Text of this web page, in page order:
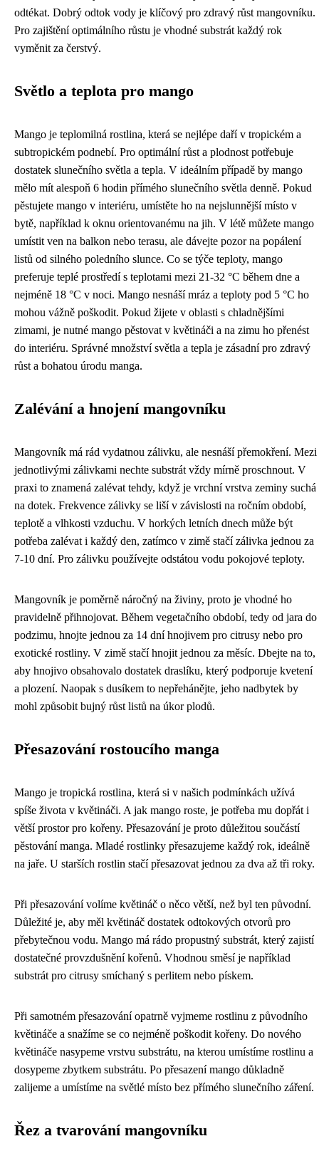
odtékat. Dobrý odtok vody je klíčový pro zdravý růst mangovníku.
Pro zajištění optimálního růstu je vhodné substrát každý rok
vyměnit za čerstvý.
Světlo a teplota pro mango
Mango je teplomilná rostlina, která se nejlépe daří v tropickém a
subtropickém podnebí. Pro optimální růst a plodnost potřebuje
dostatek slunečního světla a tepla. V ideálním případě by mango
mělo mít alespoň 6 hodin přímého slunečního světla denně. Pokud
pěstujete mango v interiéru, umístěte ho na nejslunnější místo v
bytě, například k oknu orientovanému na jih. V létě můžete mango
umístit ven na balkon nebo terasu, ale dávejte pozor na popálení
listů od silného poledního slunce. Co se týče teploty, mango
preferuje teplé prostředí s teplotami mezi 21-32 °C během dne a
nejméně 18 °C v noci. Mango nesnáší mráz a teploty pod 5 °C ho
mohou vážně poškodit. Pokud žijete v oblasti s chladnějšími
zimami, je nutné mango pěstovat v květináči a na zimu ho přenést
do interiéru. Správné množství světla a tepla je zásadní pro zdravý
růst a bohatou úrodu manga.
Zalévání a hnojení mangovníku
Mangovník má rád vydatnou zálivku, ale nesnáší přemokření. Mezi
jednotlivými zálivkami nechte substrát vždy mírně proschnout. V
praxi to znamená zalévat tehdy, když je vrchní vrstva zeminy suchá
na dotek. Frekvence zálivky se liší v závislosti na ročním období,
teplotě a vlhkosti vzduchu. V horkých letních dnech může být
potřeba zalévat i každý den, zatímco v zimě stačí zálivka jednou za
7-10 dní. Pro zálivku používejte odstátou vodu pokojové teploty.
Mangovník je poměrně náročný na živiny, proto je vhodné ho
pravidelně přihnojovat. Během vegetačního období, tedy od jara do
podzimu, hnojte jednou za 14 dní hnojivem pro citrusy nebo pro
exotické rostliny. V zimě stačí hnojit jednou za měsíc. Dbejte na to,
aby hnojivo obsahovalo dostatek draslíku, který podporuje kvetení
a plození. Naopak s dusíkem to nepřehánějte, jeho nadbytek by
mohl způsobit bujný růst listů na úkor plodů.
Přesazování rostoucího manga
Mango je tropická rostlina, která si v našich podmínkách užívá
spíše života v květináči. A jak mango roste, je potřeba mu dopřát i
větší prostor pro kořeny. Přesazování je proto důležitou součástí
pěstování manga. Mladé rostlinky přesazujeme každý rok, ideálně
na jaře. U starších rostlin stačí přesazovat jednou za dva až tři roky.
Při přesazování volíme květináč o něco větší, než byl ten původní.
Důležité je, aby měl květináč dostatek odtokových otvorů pro
přebytečnou vodu. Mango má rádo propustný substrát, který zajistí
dostatečné provzdušnění kořenů. Vhodnou směsí je například
substrát pro citrusy smíchaný s perlitem nebo pískem.
Při samotném přesazování opatrně vyjmeme rostlinu z původního
květináče a snažíme se co nejméně poškodit kořeny. Do nového
květináče nasypeme vrstvu substrátu, na kterou umístíme rostlinu a
dosypeme zbytkem substrátu. Po přesazení mango důkladně
zalijeme a umístíme na světlé místo bez přímého slunečního záření.
Řez a tvarování mangovníku